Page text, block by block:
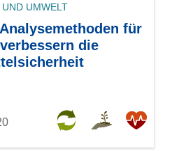
UND UMWELT
für
die